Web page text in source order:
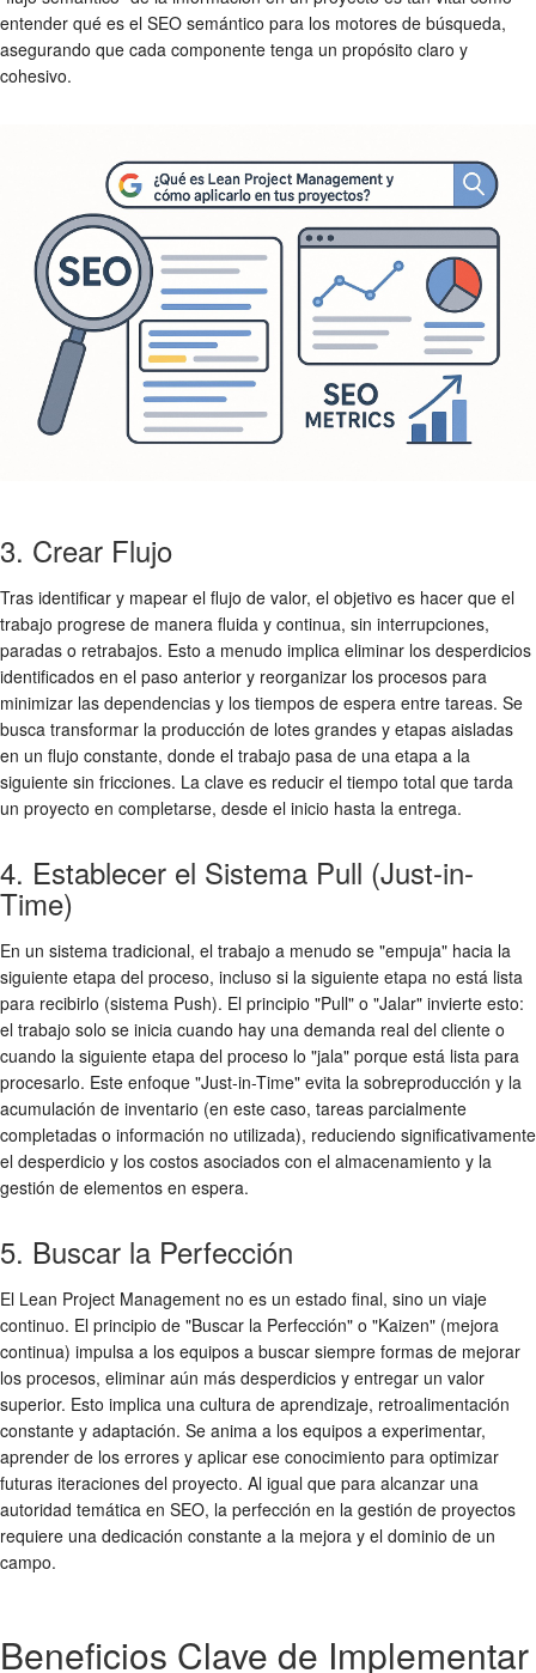
entender qué es el SEO semántico para los motores de búsqueda,
asegurando que cada componente tenga un propósito claro y
cohesivo.
3. Crear Flujo
Tras identificar y mapear el flujo de valor, el objetivo es hacer que el
trabajo progrese de manera fluida y continua, sin interrupciones,
paradas o retrabajos. Esto a menudo implica eliminar los desperdicios
identificados en el paso anterior y reorganizar los procesos para
minimizar las dependencias y los tiempos de espera entre tareas. Se
busca transformar la producción de lotes grandes y etapas aisladas
en un flujo constante, donde el trabajo pasa de una etapa a la
siguiente sin fricciones. La clave es reducir el tiempo total que tarda
un proyecto en completarse, desde el inicio hasta la entrega.
4. Establecer el Sistema Pull (Just-in-
Time)
En un sistema tradicional, el trabajo a menudo se "empuja" hacia la
siguiente etapa del proceso, incluso si la siguiente etapa no está lista
para recibirlo (sistema Push). El principio "Pull" o "Jalar" invierte esto:
el trabajo solo se inicia cuando hay una demanda real del cliente o
cuando la siguiente etapa del proceso lo "jala" porque está lista para
procesarlo. Este enfoque "Just-in-Time" evita la sobreproducción y la
acumulación de inventario (en este caso, tareas parcialmente
completadas o información no utilizada), reduciendo significativamente
el desperdicio y los costos asociados con el almacenamiento y la
gestión de elementos en espera.
5. Buscar la Perfección
El Lean Project Management no es un estado final, sino un viaje
continuo. El principio de "Buscar la Perfección" o "Kaizen" (mejora
continua) impulsa a los equipos a buscar siempre formas de mejorar
los procesos, eliminar aún más desperdicios y entregar un valor
superior. Esto implica una cultura de aprendizaje, retroalimentación
constante y adaptación. Se anima a los equipos a experimentar,
aprender de los errores y aplicar ese conocimiento para optimizar
futuras iteraciones del proyecto. Al igual que para alcanzar una
autoridad temática en SEO, la perfección en la gestión de proyectos
requiere una dedicación constante a la mejora y el dominio de un
campo.
Beneficios Clave de Implementar